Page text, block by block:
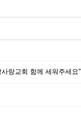
랑교회 함께 세워주세요"